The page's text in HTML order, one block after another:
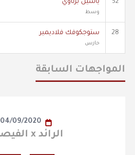
52 ياسين برناوي
وسط
28 ستوجكوفك فلاديمير
حارس
المواجهات السابقة
04/09/2020
الرائد x الفيصلي